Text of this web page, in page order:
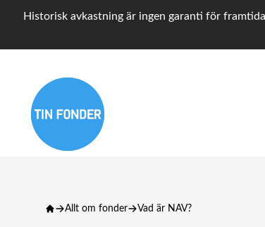
Historisk avkastning är ingen garanti för
Allt om fonder Vad är NAV?